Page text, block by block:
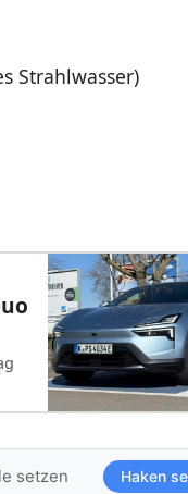
Strahlwasser)
setzen Haken